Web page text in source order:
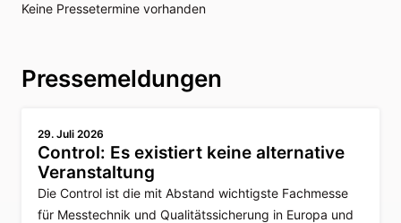
Keine Pressetermine vorhanden
Pressemeldungen
29. Juli 2026
Control: Es existiert keine alternative
Veranstaltung
Die Control ist die mit Abstand wichtigste Fachmesse
für Messtechnik und Qualitätssicherung in Europa und